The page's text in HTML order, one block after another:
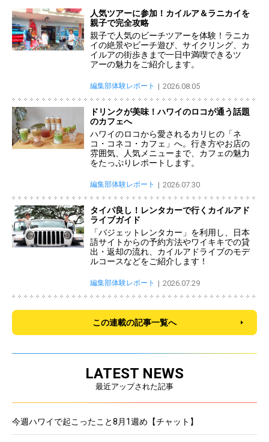
人気ツアーに参加！カイルア＆ラニカイを
親子で完全攻略
親子で人気のビーチツアーを体験！ラニカ
イの絶景やビーチ遊び、サイクリング、カ
イルアの街歩きまで一日中満喫できるツ
アーの魅力をご紹介します。
編集部体験レポート 2026.08.05
ドリンクが美味！ハワイのロコが通う話題
のカフェへ
ハワイのロコから愛されるカリヒの「ネ
コ・コネコ・カフェ」へ。行き方やお店の
雰囲気、人気メニューまで、カフェの魅力
をたっぷりレポートします。
編集部体験レポート 2026.07.30
タイパ良し！レンタカーで行くカイルアド
ライブガイド
「バジェットレンタカー」を利用し、日本
語サイトからの予約方法やワイキキでの貸
出・返却の流れ、カイルアドライブのモデ
ルコースなどをご紹介します！
編集部体験レポート 2026.07.29
この連載の記事一覧へ
LATEST NEWS
最近アップされた記事
今週ハワイで起こったこと8月1週め【チャット】